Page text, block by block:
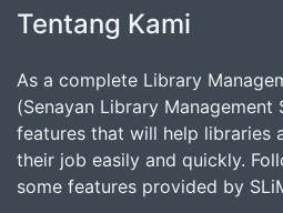
Tentang Kami
As a complete Library
(Senayan Library Management
features that will help libraries
their job easily and quickly.
some features provided by